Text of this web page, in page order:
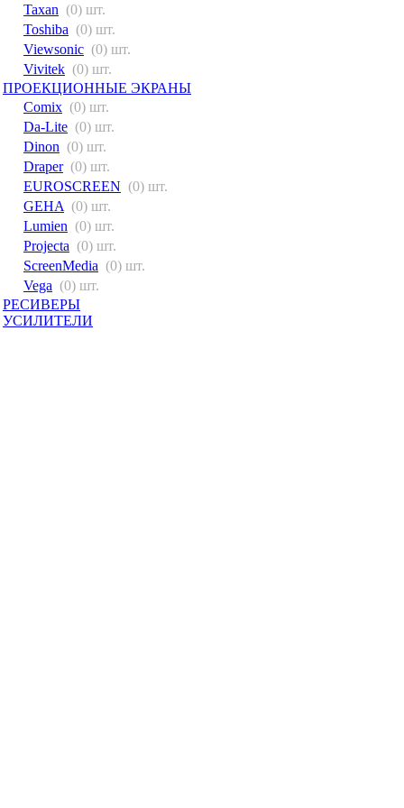
Taxan (0) шт.
Toshiba (0) шт.
Viewsonic (0) шт.
Vivitek (0) шт.
ПРОЕКЦИОННЫЕ ЭКРАНЫ
Comix (0) шт.
Da-Lite (0) шт.
Dinon (0) шт.
Draper (0) шт.
EUROSCREEN (0) шт.
GEHA (0) шт.
Lumien (0) шт.
Projecta (0) шт.
ScreenMedia (0) шт.
Vega (0) шт.
РЕСИВЕРЫ
УСИЛИТЕЛИ